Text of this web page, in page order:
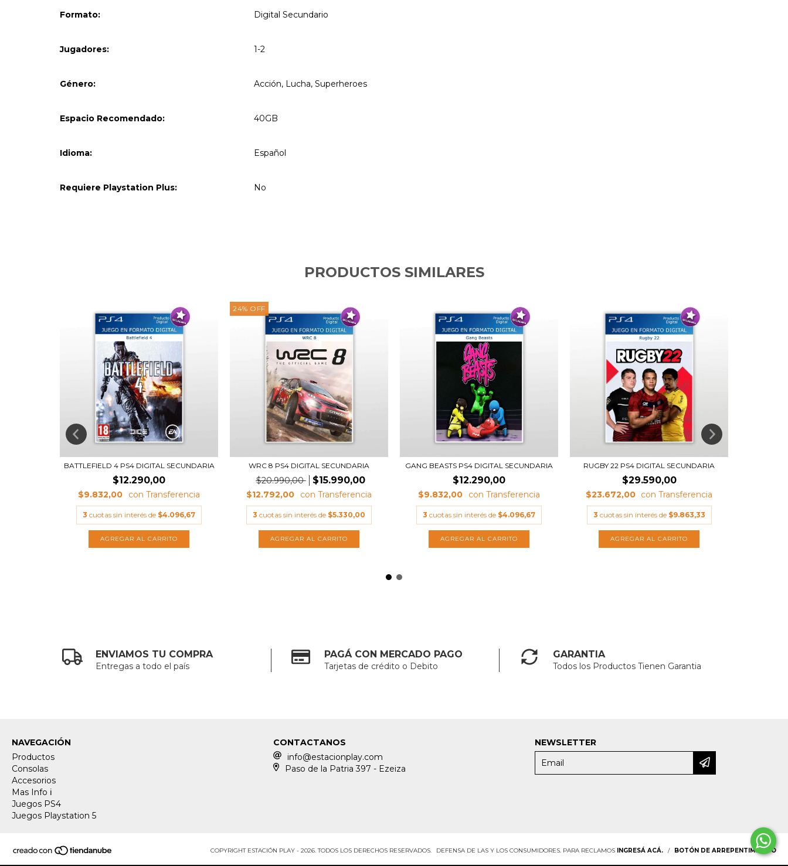
Formato: Digital Secundario
Jugadores: 1-2
Género: Acción, Lucha, Superheroes
Espacio Recomendado: 40GB
Idioma: Español
Requiere Playstation Plus: No
PRODUCTOS SIMILARES
BATTLEFIELD 4 PS4 DIGITAL SECUNDARIA
$12.290,00
$9.832,00
3 cuotas sin interés de $4.096,67
24% OFF
WRC 8 PS4 DIGITAL SECUNDARIA
$20.990,00 $15.990,00
$12.792,00
3 cuotas sin interés de $5.330,00
GANG BEASTS PS4 DIGITAL SECUNDARIA
$12.290,00
$9.832,00
3 cuotas sin interés de $4.096,67
RUGBY 22 PS4 DIGITAL SECUNDARIA
$29.590,00
$23.672,00
3 cuotas sin interés de $9.863,33
ENVIAMOS TU COMPRA
Entregas a todo el país
PAGÁ CON MERCADO PAGO
Tarjetas de crédito o Debito
GARANTIA
Todos los Productos Tienen Garantia
NAVEGACIÓN
Productos
Consolas
Accesorios
Mas Info ℹ️
Juegos PS4
Juegos Playstation 5
CONTACTANOS
info@estacionplay.com
Paso de la Patria 397 - Ezeiza
NEWSLETTER
COPYRIGHT ESTACIÓN PLAY - 2026. TODOS LOS DERECHOS RESERVADOS. DEFENSA DE LAS Y LOS CONSUMIDORES. PARA RECLAMOS INGRESÁ ACÁ. / BOTÓN DE ARREPENTIMIENTO